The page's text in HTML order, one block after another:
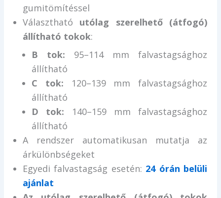
gumitömítéssel
Választható utólag szerelhető (átfogó)
állítható tokok:
B tok: 95–114 mm falvastagsághoz
állítható
C tok: 120–139 mm falvastagsághoz
állítható
D tok: 140–159 mm falvastagsághoz
állítható
A rendszer automatikusan mutatja az
árkülönbségeket
Egyedi falvastagság esetén: 24 órán belüli
ajánlat